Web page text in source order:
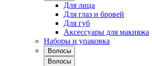
Для лица
Для глаз и бровей
Для губ
Аксессуары для макияжа
Наборы и упаковка
Волосы
Волосы